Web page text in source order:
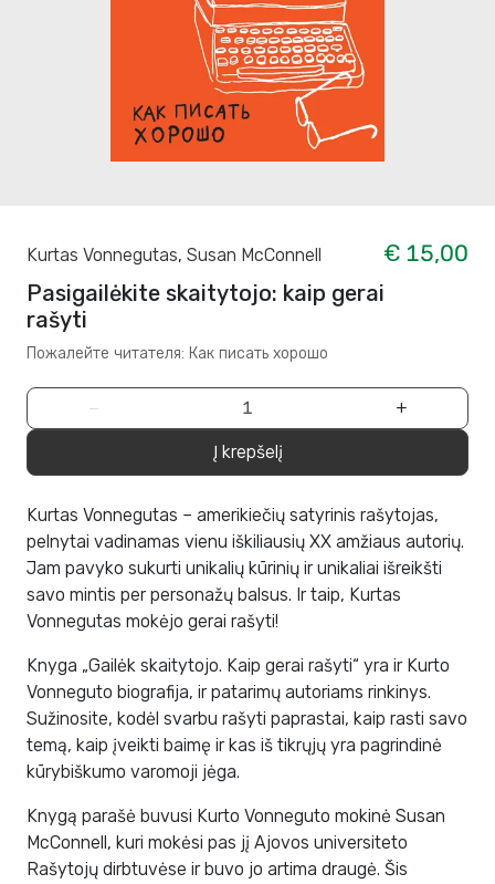
Kurtas Vonnegutas, Susan McConnell
€ 15,00
Pasigailėkite skaitytojo: kaip gerai
rašyti
Пожалейте читателя: Как писать хорошо
− +
Į krepšelį
Kurtas Vonnegutas – amerikiečių satyrinis rašytojas,
pelnytai vadinamas vienu iškiliausių XX amžiaus autorių.
Jam pavyko sukurti unikalių kūrinių ir unikaliai išreikšti
savo mintis per personažų balsus. Ir taip, Kurtas
Vonnegutas mokėjo gerai rašyti!
Knyga „Gailėk skaitytojo. Kaip gerai rašyti“ yra ir Kurto
Vonneguto biografija, ir patarimų autoriams rinkinys.
Sužinosite, kodėl svarbu rašyti paprastai, kaip rasti savo
temą, kaip įveikti baimę ir kas iš tikrųjų yra pagrindinė
kūrybiškumo varomoji jėga.
Knygą parašė buvusi Kurto Vonneguto mokinė Susan
McConnell, kuri mokėsi pas jį Ajovos universiteto
Rašytojų dirbtuvėse ir buvo jo artima draugė. Šis